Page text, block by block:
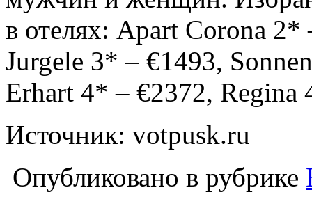
в отелях: Apart Corona
Jurgele 3* – €1493,
Erhart 4* – €2372, Regina
Источник: votpusk.ru
Опубликовано в рубрике